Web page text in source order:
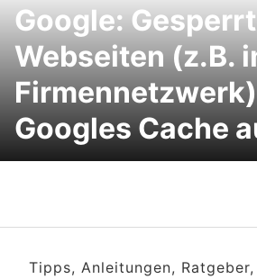
Google:
Webseiten (z.B.
Googles Cache
Tipps, Anleitungen,